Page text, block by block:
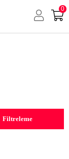
0
Filtreleme